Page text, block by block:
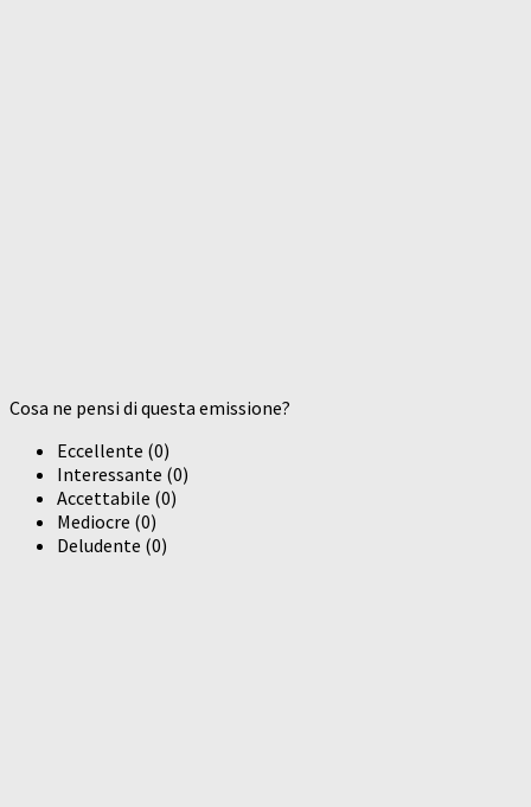
Cosa ne pensi di questa emissione?
Eccellente (0)
Interessante (0)
Accettabile (0)
Mediocre (0)
Deludente (0)